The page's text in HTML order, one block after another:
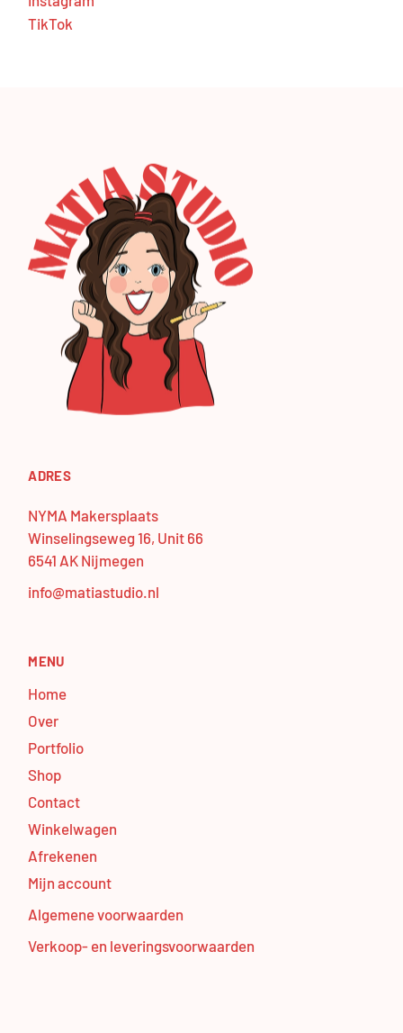
TikTok
ADRES
NYMA Makersplaats
Winselingseweg 16, Unit 66
6541 AK Nijmegen
info@matiastudio.nl
MENU
Home
Over
Portfolio
Shop
Contact
Winkelwagen
Afrekenen
Mijn account
Algemene voorwaarden
Verkoop- en leveringsvoorwaarden